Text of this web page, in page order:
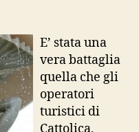
maggio
ferragostano
E’ stata una
vera battaglia
quella che gli
operatori
turistici di
Cattolica,